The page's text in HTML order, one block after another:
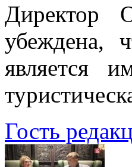
Директор
убеждена,
является
Гость